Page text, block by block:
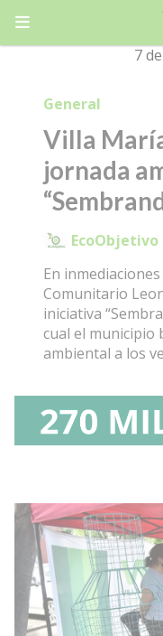
7
Villa
jornada
En
Comunitario
iniciativa
cual el municipio
ambiental a los
General
EcoObjetivo